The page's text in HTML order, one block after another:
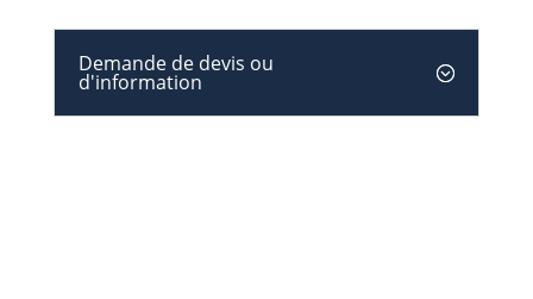
Demande de devis ou
d'information